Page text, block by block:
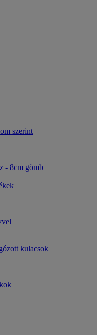
szerint
- 8cm gömb
kulacsok